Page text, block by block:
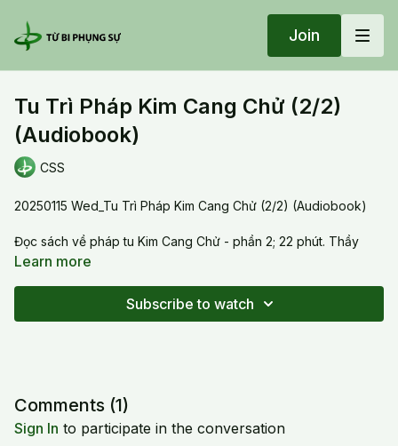
Join
Tu Trì Pháp Kim Cang Chử (2/2)
(Audiobook)
CSS
20250115 Wed_Tu Trì Pháp Kim Cang Chử (2/2) (Audiobook)
Đọc sách về pháp tu Kim Cang Chử - phần 2; 22 phút. Thầy
hướng dẫn cách tu tập pháp này để khai mở Chân Tâm Bất Nhị
Learn more
Subscribe to watch
Comments (1)
Sign In to participate in the conversation